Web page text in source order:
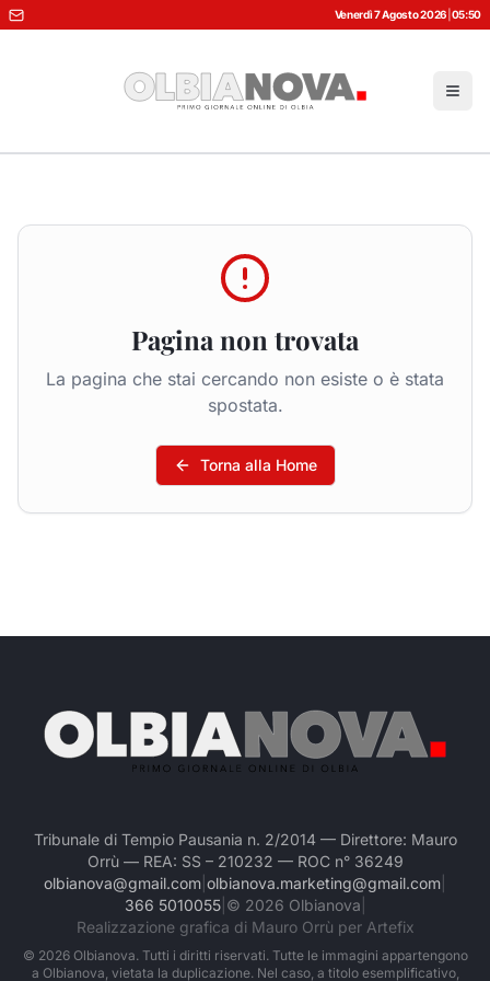
Venerdì 7 Agosto 2026 05:50
Pagina non trovata
La pagina che stai cercando non esiste o è stata
spostata.
Torna alla Home
Tribunale di Tempio Pausania n. 2/2014 — Direttore: Mauro
Orrù — REA: SS – 210232 — ROC n° 36249
olbianova@gmail.com olbianova.marketing@gmail.com
366 5010055| © 2026 Olbianova
Realizzazione grafica di Mauro Orrù per Artefix
© 2026Olbianova. Tutti i diritti riservati. Tutte le immagini appartengono
a Olbianova, vietata la duplicazione. Nel caso, a titolo esemplificativo,